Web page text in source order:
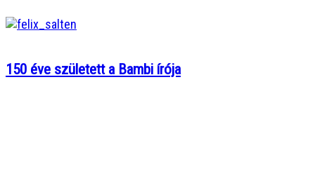
150 éve született a Bambi írója